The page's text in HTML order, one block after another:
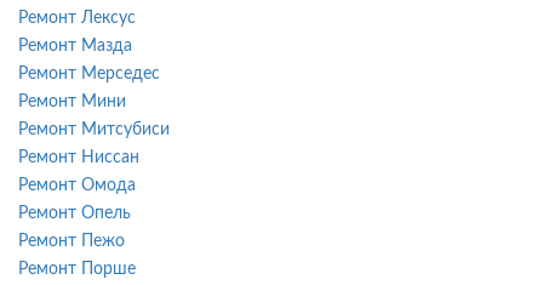
Ремонт Лексус
Ремонт Мазда
Ремонт Мерседес
Ремонт Мини
Ремонт Митсубиси
Ремонт Ниссан
Ремонт Омода
Ремонт Опель
Ремонт Пежо
Ремонт Порше